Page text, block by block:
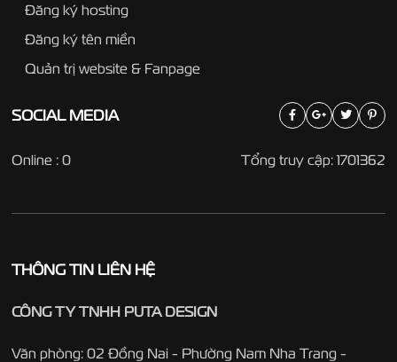
Đăng ký hosting
Đăng ký tên miền
Quản trị website & Fanpage
SOCIALMEDIA
Tổng truy cập: 1701362
Online : 0
THÔNG TIN LIÊN HỆ
CÔNG TY TNHH PUTA DESIGN
Văn phòng: 02 Đồng Nai - Phường Nam Nha Trang -